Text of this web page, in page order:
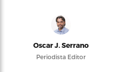
Oscar J. Serrano
Periodista Editor